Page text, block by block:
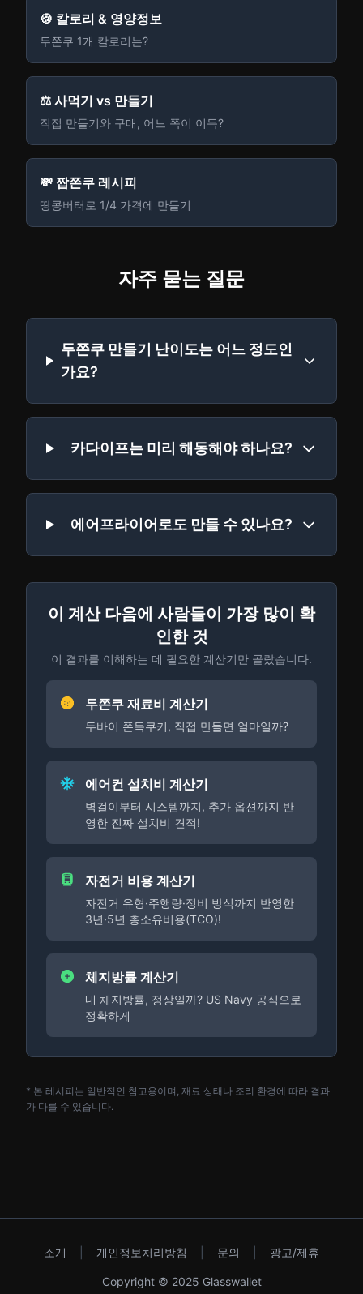
🍪 칼로리 & 영양정보
두쫀쿠 1개 칼로리는?
⚖️ 사먹기 vs 만들기
직접 만들기와 구매, 어느 쪽이 이득?
💸 짭쫀쿠 레시피
땅콩버터로 1/4 가격에 만들기
자주 묻는 질문
두쫀쿠 만들기 난이도는 어느 정도인
가요?
카다이프는 미리 해동해야 하나요?
에어프라이어로도 만들 수 있나요?
이 계산 다음에 사람들이 가장 많이 확
인한 것
이 결과를 이해하는 데 필요한 계산기만 골랐습니다.
두쫀쿠 재료비 계산기
두바이 쫀득쿠키, 직접 만들면 얼마일까?
에어컨 설치비 계산기
벽걸이부터 시스템까지, 추가 옵션까지 반
영한 진짜 설치비 견적!
자전거 비용 계산기
자전거 유형·주행량·정비 방식까지 반영한
3년·5년 총소유비용(TCO)!
체지방률 계산기
내 체지방률, 정상일까? US Navy 공식으로
정확하게
* 본 레시피는 일반적인 참고용이며, 재료 상태나 조리 환경에 따라 결과
가 다를 수 있습니다.
소개 개인정보처리방침 문의 광고/제휴
Copyright © 2025 Glasswallet